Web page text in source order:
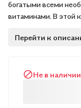
богатыми всеми
витаминами. В этой
припущенных,
чем доступны.
Перейти к
Не в наличии